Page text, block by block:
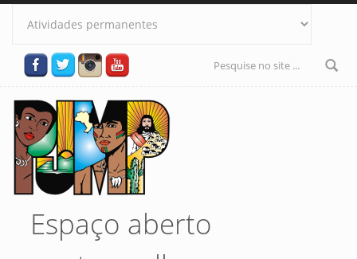
Pular para o conteúdo principal
Formulário
Espaço aberto